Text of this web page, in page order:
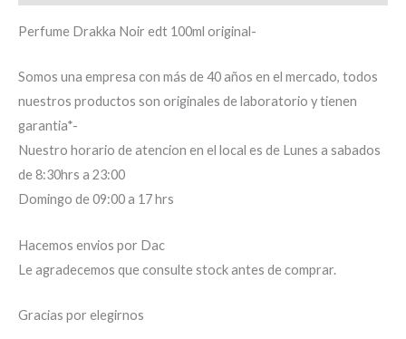
Perfume Drakka Noir edt 100ml original-
Somos una empresa con más de 40 años en el mercado, todos
nuestros productos son originales de laboratorio y tienen
garantia*-
Nuestro horario de atencion en el local es de Lunes a sabados
de 8:30hrs a 23:00
Domingo de 09:00 a 17 hrs
Hacemos envios por Dac
Le agradecemos que consulte stock antes de comprar.
Gracias por elegirnos